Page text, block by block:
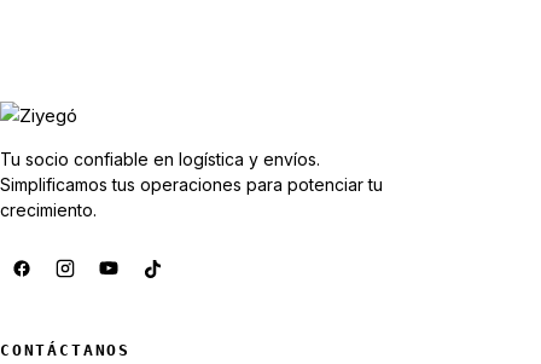
Tu socio confiable en logística y envíos.
Simplificamos tus operaciones para potenciar tu
crecimiento.
CONTÁCTANOS